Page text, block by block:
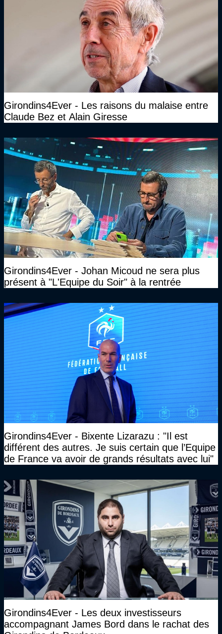
Girondins4Ever - Les raisons du malaise entre
Claude Bez et Alain Giresse
Girondins4Ever - Johan Micoud ne sera plus
présent à "L'Equipe du Soir" à la rentrée
Girondins4Ever - Bixente Lizarazu : "Il est
différent des autres. Je suis certain que l’Equipe
de France va avoir de grands résultats avec lui"
Girondins4Ever - Les deux investisseurs
accompagnant James Bord dans le rachat des